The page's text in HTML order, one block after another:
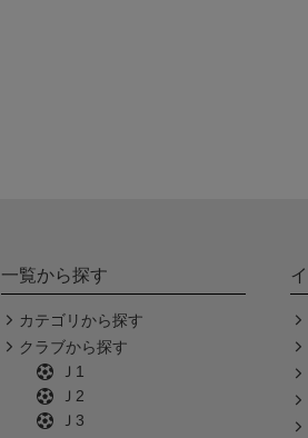
一覧から探す
カテゴリから探す
クラブから探す
Ｊ1
Ｊ2
Ｊ3